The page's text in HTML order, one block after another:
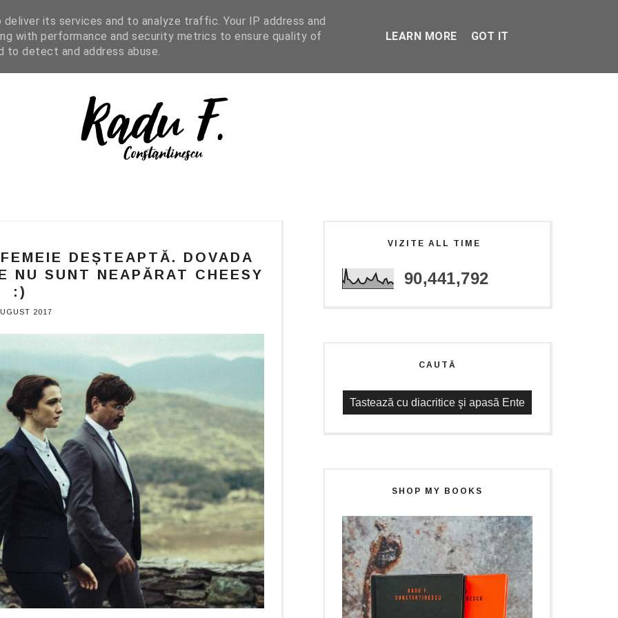
READING ENGLISH SHOP
DEȘTEAPTĂ. DOVADA
NU SUNT NEAPĂRAT CHEESY
:)
2017
VIZITE ALL TIME
90,441,792
CAUTĂ
SHOP MY BOOKS
its services and to analyze traffic. Your IP address and
with performance and security metrics to ensure quality of
to detect and address abuse.
LEARN MORE GOT IT